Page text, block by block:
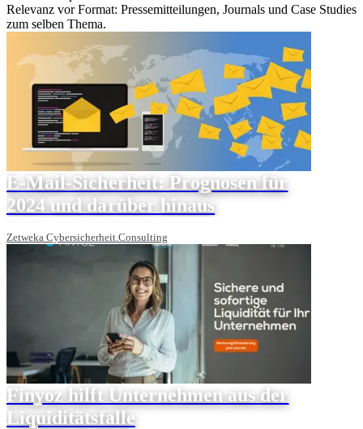
Relevanz vor Format: Pressemitteilungen, Journals und Case Studies
zum selben Thema.
E-Mail-Sicherheit: Prognosen für
2024 und darüber hinaus
Zetweka Cybersicherheit.Consulting
Finyoz hilft Unternehmen aus der
Liquiditätsfalle